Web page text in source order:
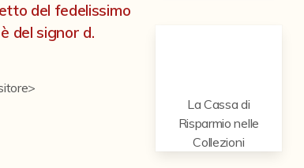
del fedelissimo
del signor d.
La Cassa di
Risparmio nelle
Collezioni